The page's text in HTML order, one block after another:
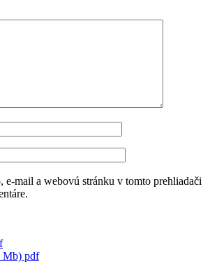
mail a webovú stránku v tomto prehliadači
Mb) pdf